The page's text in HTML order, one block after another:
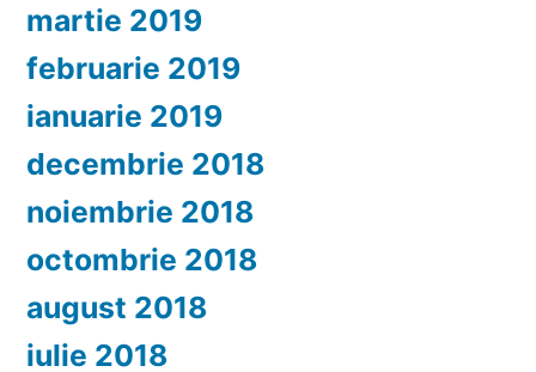
martie 2019
februarie 2019
ianuarie 2019
decembrie 2018
noiembrie 2018
octombrie 2018
august 2018
iulie 2018